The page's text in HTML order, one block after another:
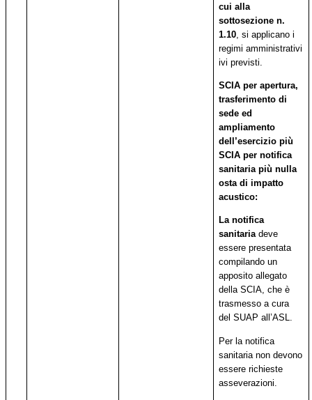
cui alla
sottosezione n.
1.10 , si applicano i
regimi amministrativi
ivi previsti.
SCIA per apertura,
trasferimento di
sede ed
ampliamento
dell’esercizio più
SCIA per notifica
sanitaria più nulla
osta di impatto
acustico:
La notifica
sanitariadeve
essere presentata
compilando un
apposito allegato
della SCIA, che è
trasmesso a cura
del SUAP all’ASL.
Per la notifica
sanitaria non devono
essere richieste
asseverazioni.